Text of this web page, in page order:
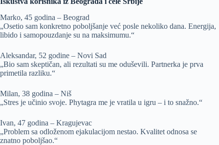
Marko, 45 godina – Beograd
„Osetio sam konkretno poboljšanje već posle nekoliko dana. Energija,
libido i samopouzdanje su na maksimumu.“
Aleksandar, 52 godine – Novi Sad
„Bio sam skeptičan, ali rezultati su me oduševili. Partnerka je prva
primetila razliku.“
Milan, 38 godina – Niš
„Stres je učinio svoje. Phytagra me je vratila u igru – i to snažno.“
Ivan, 47 godina – Kragujevac
„Problem sa odloženom ejakulacijom nestao. Kvalitet odnosa se
znatno poboljšao.“